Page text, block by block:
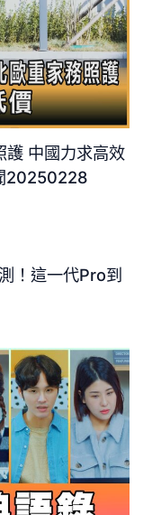
護 中國力求高效
20250228
！這一代Pro到